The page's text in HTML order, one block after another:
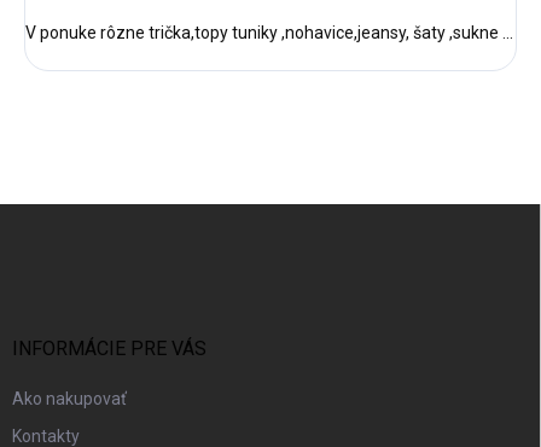
V ponuke rôzne trička,topy tuniky ,nohavice,jeansy, šaty ,sukne ...
INFORMÁCIE PRE VÁS
Ako nakupovať
Kontakty